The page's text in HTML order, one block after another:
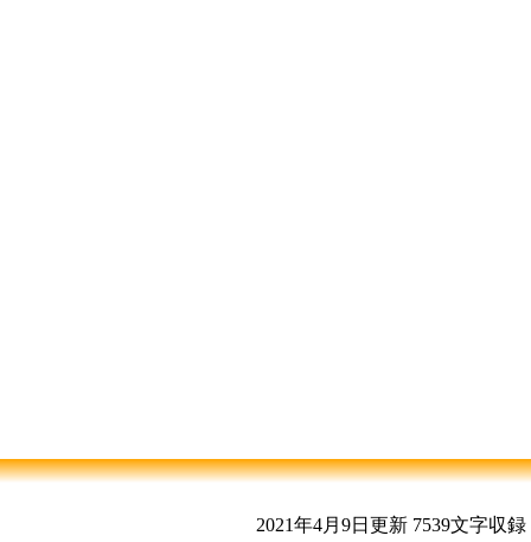
2021年4月9日更新 7539文字収録